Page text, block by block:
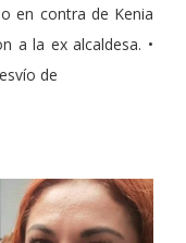
en contra de Kenia
a la ex alcaldesa. •
de